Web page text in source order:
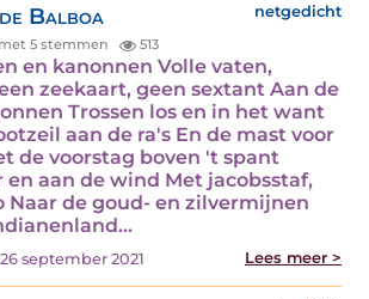
Balboa netgedicht
5 stemmen 513
en kanonnen Volle vaten,
zeekaart, geen sextant Aan de
Trossen los en in het want
aan de ra's En de mast voor
de voorstag boven 't spant
en aan de wind Met jacobsstaf,
Naar de goud- en zilvermijnen
26 september 2021 Lees meer >